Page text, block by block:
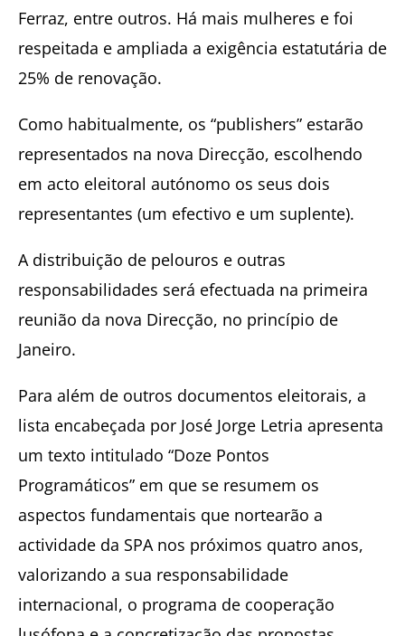
Ferraz, entre outros. Há mais mulheres e foi
respeitada e ampliada a exigência estatutária de
25% de renovação.
Como habitualmente, os “publishers” estarão
representados na nova Direcção, escolhendo
em acto eleitoral autónomo os seus dois
representantes (um efectivo e um suplente).
A distribuição de pelouros e outras
responsabilidades será efectuada na primeira
reunião da nova Direcção, no princípio de
Janeiro.
Para além de outros documentos eleitorais, a
lista encabeçada por José Jorge Letria apresenta
um texto intitulado “Doze Pontos
Programáticos” em que se resumem os
aspectos fundamentais que nortearão a
actividade da SPA nos próximos quatro anos,
valorizando a sua responsabilidade
internacional, o programa de cooperação